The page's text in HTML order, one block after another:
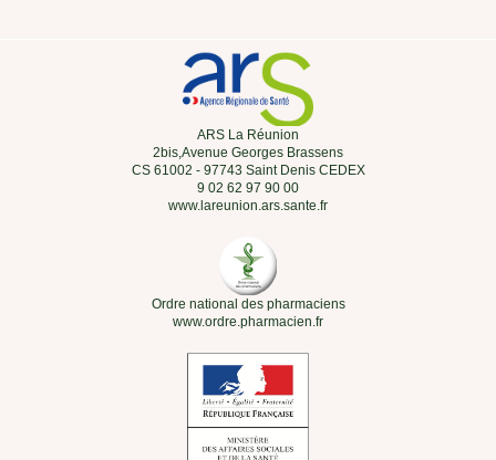
ARS La Réunion
2bis,Avenue Georges Brassens
CS 61002 - 97743 Saint Denis CEDEX
9 02 62 97 90 00
www.lareunion.ars.sante.fr
Ordre national des pharmaciens
www.ordre.pharmacien.fr